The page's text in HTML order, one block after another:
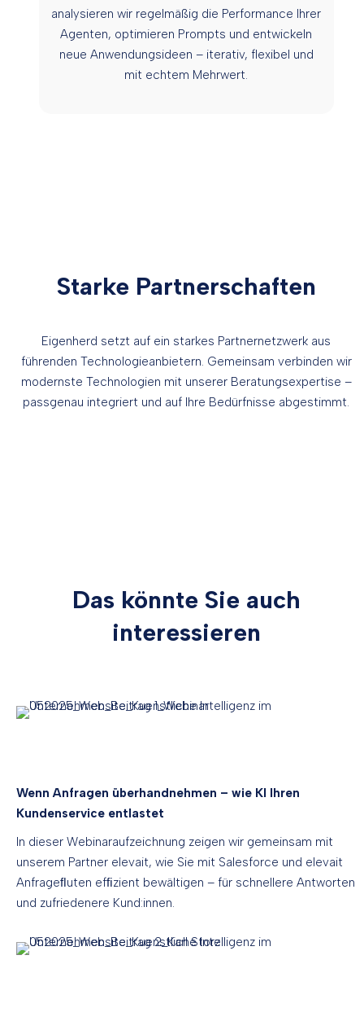
analysieren wir regelmäßig die Performance Ihrer
Agenten, optimieren Prompts und entwickeln
neue Anwendungsideen – iterativ, flexibel und
mit echtem Mehrwert.
Starke Partnerschaften
Eigenherd setzt auf ein starkes Partnernetzwerk aus
führenden Technologieanbietern. Gemeinsam verbinden wir
modernste Technologien mit unserer Beratungsexpertise –
passgenau integriert und auf Ihre Bedürfnisse abgestimmt.
Das könnte Sie auch
interessieren
Wenn Anfragen überhandnehmen – wie KI Ihren
Kundenservice entlastet
In dieser Webinaraufzeichnung zeigen wir gemeinsam mit
unserem Partner elevait, wie Sie mit Salesforce und elevait
Anfrageﬂuten efﬁzient bewältigen – für schnellere Antworten
und zufriedenere Kund:innen.